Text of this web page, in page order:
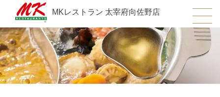
MKレストラン 太宰府向佐野店